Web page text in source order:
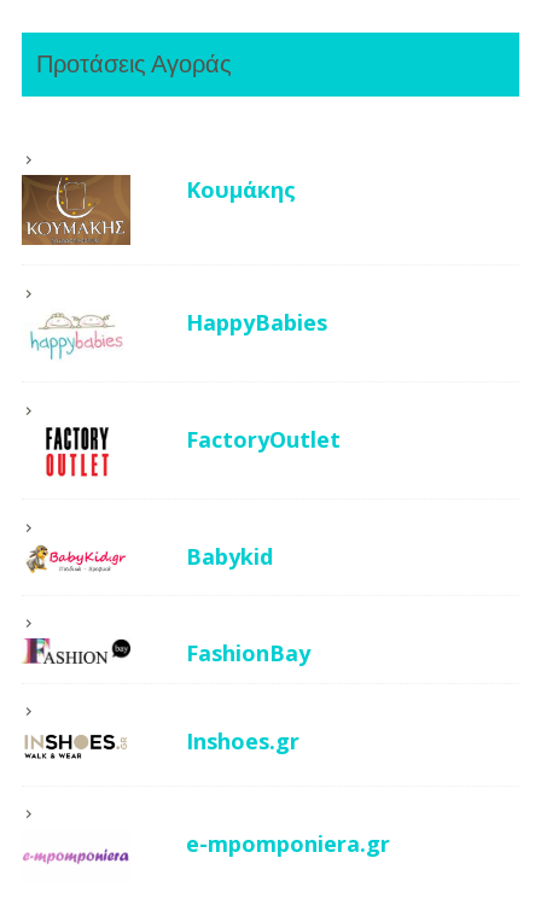
Προτάσεις Αγοράς
Κουμάκης
HappyBabies
FactoryOutlet
Babykid
FashionBay
Inshoes.gr
e-mpomponiera.gr